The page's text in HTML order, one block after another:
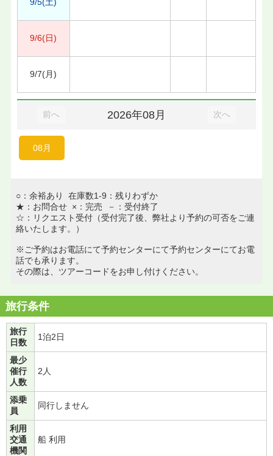
9/6(日)
9/7(月)
前へ 2026年08月 次へ
08月
○：余裕あり 在庫数1-9：残りわずか
★：お問合せ ×：完売 －：受付終了
☆：リクエスト受付（受付完了後、弊社より予約の可否をご連
絡いたします。）
※ご予約はお電話にて予約センターにて予約センターにてお電
話でも承ります。
その際は、ツアーコードをお申し付けください。
旅行条件
旅行
日数
1泊2日
最少
催行
人数
2人
添乗
員
同行しません
利用
交通
機関
船 利用